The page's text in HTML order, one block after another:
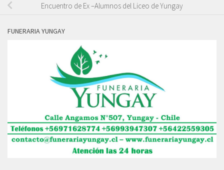
Encuentro de Ex –Alumnos del Liceo de Yungay
FUNERARIA YUNGAY